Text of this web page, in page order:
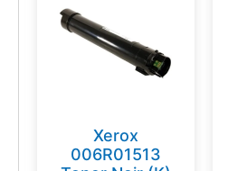
Xerox
006R01513